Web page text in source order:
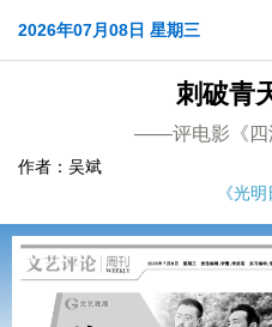
2026年07月08日 星期三
刺破青
——评电影《四
作者：吴斌
《光